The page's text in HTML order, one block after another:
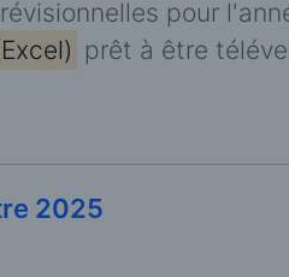
pour
prêt à être
2025